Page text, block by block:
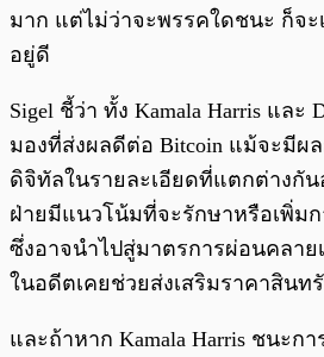
มาก แต่ไม่ว่าจะพรรคใดชนะ ก็จะ
อยู่ดี
Sigel ชี้ว่า ทั้ง Kamala Harris และ
มองที่ส่งผลดีต่อ Bitcoin แม้จะมีผ
ดิจิทัลในรายละเอียดที่แตกต่างกั
ฝ่ายมีแนวโน้มที่จะรักษาหรือเพิ่ม
ซึ่งอาจนำไปสู่มาตรการผ่อนคลาย
ในอดีตเคยช่วยส่งเสริมราคาสินท
และถ้าหาก Kamala Harris ชนะก